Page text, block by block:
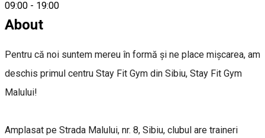
09:00 - 19:00
About
Pentru că noi suntem mereu în formă și ne place mișcarea, am
deschis primul centru Stay Fit Gym din Sibiu, Stay Fit Gym
Malului!
Amplasat pe Strada Malului, nr. 8, Sibiu, clubul are traineri